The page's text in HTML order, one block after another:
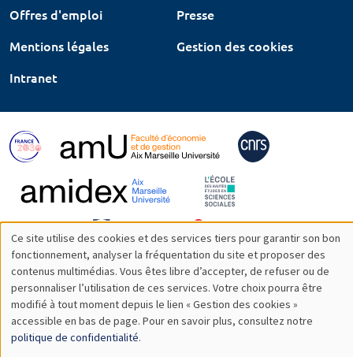
Offres d'emploi
Presse
Mentions légales
Gestion des cookies
Intranet
Utilisation
des
données
personnelles
Ce site utilise des cookies et des services tiers pour garantir son bon
fonctionnement, analyser la fréquentation du site et proposer des
contenus multimédias. Vous êtes libre d’accepter, de refuser ou de
personnaliser l’utilisation de ces services. Votre choix pourra être
modifié à tout moment depuis le lien « Gestion des cookies »
accessible en bas de page. Pour en savoir plus, consultez notre
politique de confidentialité.